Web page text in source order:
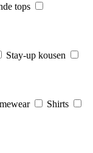
tops
Stay-up kousen
Shirts